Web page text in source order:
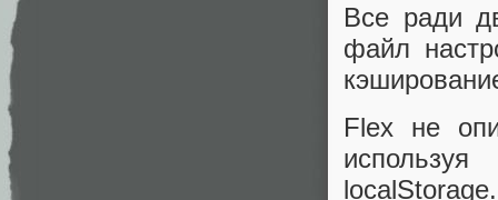
Все ради
файл
Flex не